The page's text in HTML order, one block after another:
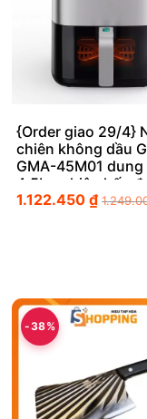
{Order giao 29/4}
chiên không dầu
GMA-45M01
4.5L – chiên hấp đa năng
2 trong 1
1.122.450 ₫
-38%